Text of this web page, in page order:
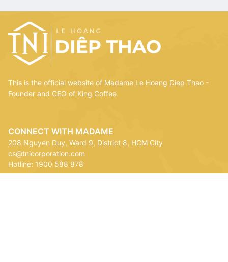
This is the official website of Madame Le Hoang Diep Thao -
Founder and CEO of King Coffee
CONNECT WITH MADAME
208 Nguyen Duy, Ward 9, District 8, HCM City
cs@tnicorporation.com
Hotline: 1900 588 878